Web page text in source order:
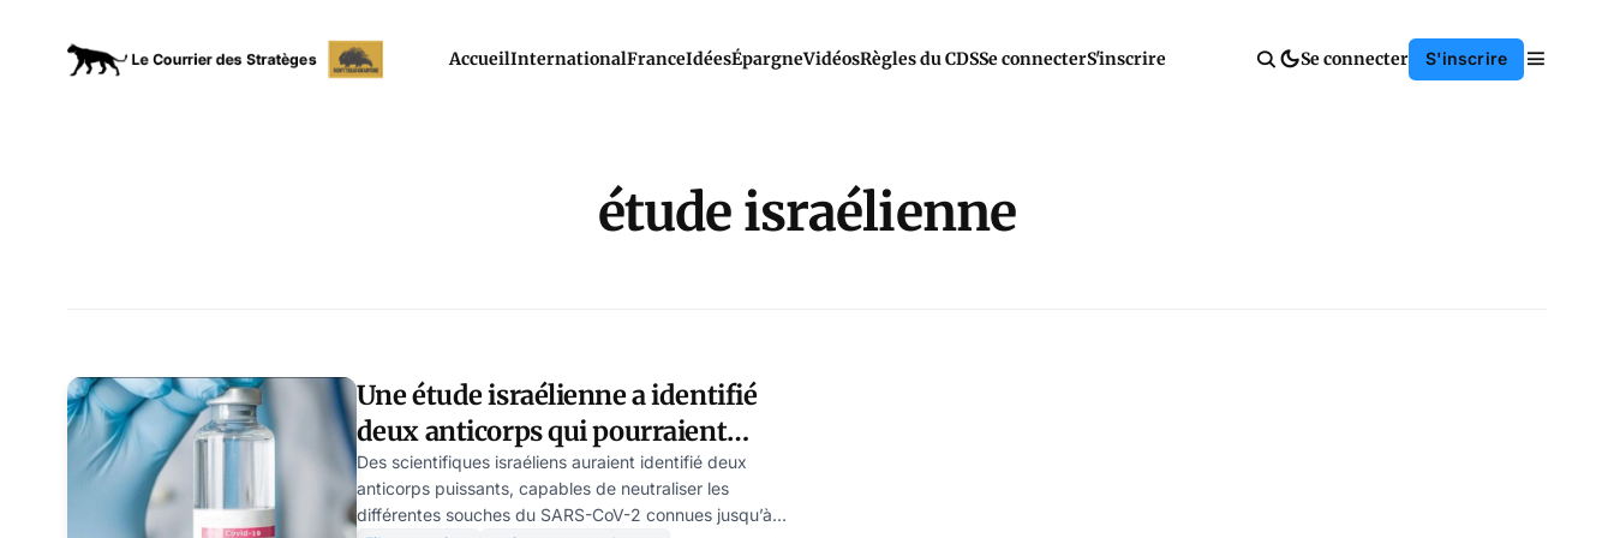
AccueilInternationalFranceIdéesÉpargneVidéosRègles du CDSSe connecterS'inscrire Se connecter S'inscrire
étude israélienne
Une étude israélienne a identifié
deux anticorps qui pourraient
remplacer le vaccin
Des scientifiques israéliens auraient identifié deux
anticorps puissants, capables de neutraliser les
différentes souches du SARS-CoV-2 connues jusqu’à